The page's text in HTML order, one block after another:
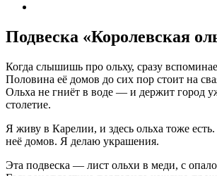
Подвеска «Королевская
Когда слышишь про ольху, сразу
Половина её домов до сих пор стоит на
Ольха не гниёт в воде — и держит город
столетие.
Я живу в Карелии, и здесь ольха тоже
неё домов. Я делаю украшения.
Эта подвеска — лист ольхи в меди, с